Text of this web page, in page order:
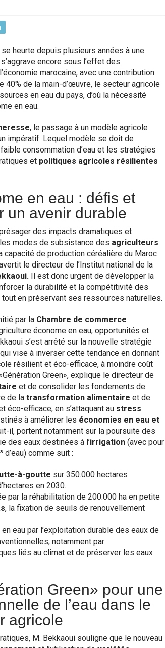
heurte depuis plusieurs années à une
encore sous l’effet des
marocaine, avec une contribution
40% de la main-d’œuvre, le secteur agricole
en eau du pays, d’où la nécessité
en eau.
, le passage à un modèle agricole
impératif. Lequel modèle se doit de
consommation d’eau et les stratégies
et politiques agricoles résilientes
en eau : défis et
un avenir durable
des impacts dramatiques et
modes de subsistance des agriculteurs.
capacité de production céréalière du Maroc
le directeur de l’Institut national de la
Il est donc urgent de développer la
la durabilité et la compétitivité des
en préservant ses ressources naturelles.
par la Chambre de commerce
économe en eau, opportunités et
s’est arrêté sur la nouvelle stratégie
vise à inverser cette tendance en donnant
résilient et éco-efficace, à moindre coût
Green», explique le directeur de
et de consolider les fondements de
de la transformation alimentaire et de
éco-efficace, en s’attaquant au stress
à améliorer les économies en eau et
il, portent notamment sur la poursuite des
des eaux destinées à l’irrigation (avec pour
comme suit :
à-goutte sur 350.000 hectares
en 2030.
par la réhabilitation de 200.000 ha en petite
, la fixation de seuils de renouvellement
eau par l’exploitation durable des eaux de
notamment par
liés au climat et de préserver les eaux
Green» pour une
de l’eau dans le
agricole
M. Bekkaoui souligne que le nouveau